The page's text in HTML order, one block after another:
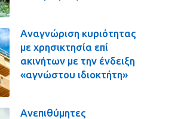
Αναγνώριση κυριότητας
με χρησικτησία επί
ακινήτων με την ένδειξη
«αγνώστου ιδιοκτήτη»
Ανεπιθύμητες